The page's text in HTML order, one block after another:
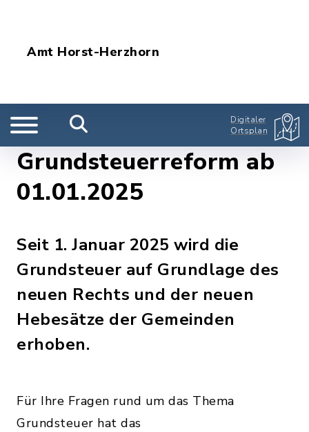
Amt Horst-Herzhorn
Digitaler
Ortsplan
Grundsteuerreform ab
01.01.2025
Seit 1. Januar 2025 wird die
Grundsteuer auf Grundlage des
neuen Rechts und der neuen
Hebesätze der Gemeinden
erhoben.
Für Ihre Fragen rund um das Thema
Grundsteuer hat das